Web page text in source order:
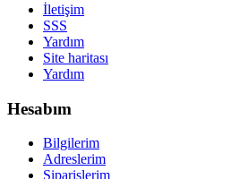
İletişim
SSS
Yardım
Site haritası
Yardım
Hesabım
Bilgilerim
Adreslerim
Siparişlerim